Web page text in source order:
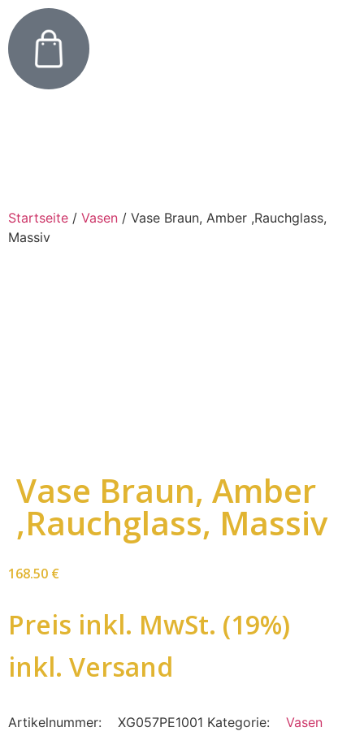
Startseite / Vasen / Vase Braun, Amber ,Rauchglass,
Massiv
Vase Braun, Amber
,Rauchglass, Massiv
168.50 €
Preis inkl. MwSt. (19%)
inkl. Versand
Artikelnummer: XG057PE1001 Kategorie: Vasen